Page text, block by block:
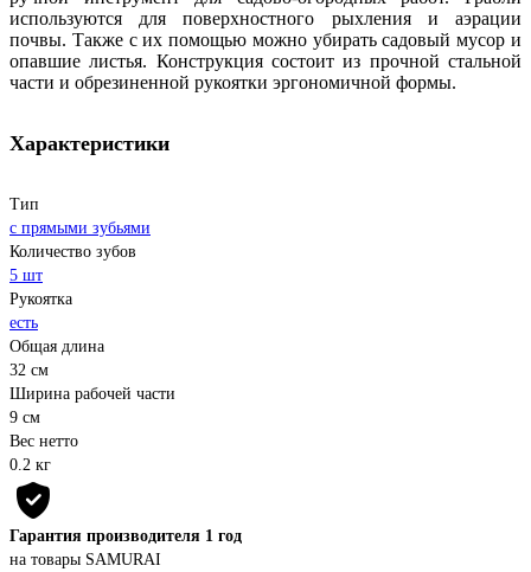
используются для поверхностного рыхления и аэрации
почвы. Также с их помощью можно убирать садовый мусор и
опавшие листья. Конструкция состоит из прочной стальной
части и обрезиненной рукоятки эргономичной формы.
Характеристики
Тип
с прямыми зубьями
Количество зубов
5 шт
Рукоятка
есть
Общая длина
32 см
Ширина рабочей части
9 см
Вес нетто
0.2 кг
Гарантия производителя 1 год
на товары SAMURAI